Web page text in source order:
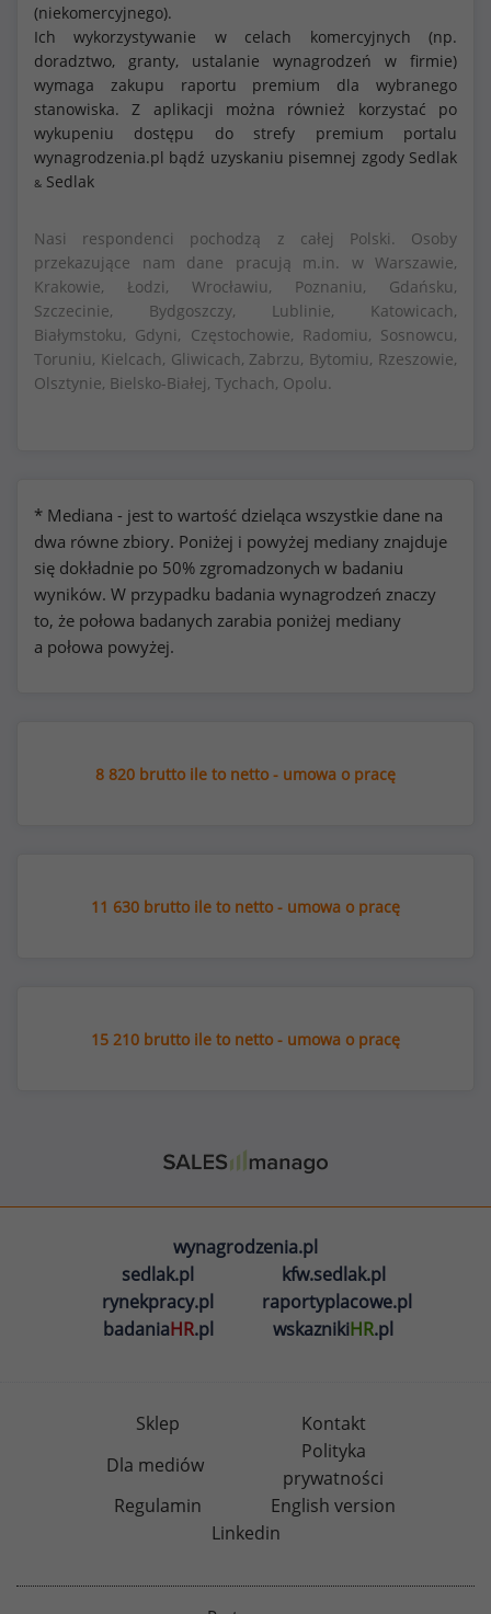
(niekomercyjnego).
Ich wykorzystywanie w celach komercyjnych (np.
doradztwo, granty, ustalanie wynagrodzeń w firmie)
wymaga zakupu raportu premium dla wybranego
stanowiska. Z aplikacji można również korzystać po
wykupeniu dostępu do strefy premium portalu
wynagrodzenia.pl bądź uzyskaniu pisemnej zgody Sedlak
& Sedlak
Nasi respondenci pochodzą z całej Polski. Osoby
przekazujące nam dane pracują m.in. w Warszawie,
Krakowie, Łodzi, Wrocławiu, Poznaniu, Gdańsku,
Szczecinie, Bydgoszczy, Lublinie, Katowicach,
Białymstoku, Gdyni, Częstochowie, Radomiu, Sosnowcu,
Toruniu, Kielcach, Gliwicach, Zabrzu, Bytomiu, Rzeszowie,
Olsztynie, Bielsko-Białej, Tychach, Opolu.
* Mediana - jest to wartość dzieląca wszystkie dane na
dwa równe zbiory. Poniżej i powyżej mediany znajduje
się dokładnie po 50% zgromadzonych w badaniu
wyników. W przypadku badania wynagrodzeń znaczy
to, że połowa badanych zarabia poniżej mediany
a połowa powyżej.
8 820 brutto ile to netto - umowa o pracę
11 630 brutto ile to netto - umowa o pracę
15 210 brutto ile to netto - umowa o pracę
wynagrodzenia.pl
sedlak.pl
kfw.sedlak.pl
rynekpracy.pl
raportyplacowe.pl
badaniaHR.pl wskaznikiHR.pl
Sklep
Kontakt
Dla mediów
Polityka
prywatności
Regulamin
English version
Linkedin